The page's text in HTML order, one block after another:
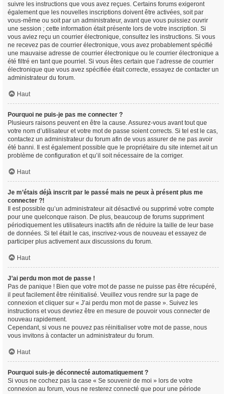
suivre les instructions que vous avez reçues. Certains forums exigeront
également que les nouvelles inscriptions doivent être activées, soit par
vous-même ou soit par un administrateur, avant que vous puissiez ouvrir
une session ; cette information était présente lors de votre inscription. Si
vous aviez reçu un courrier électronique, consultez les instructions. Si vous
ne recevez pas de courrier électronique, vous avez probablement spécifié
une mauvaise adresse de courrier électronique ou le courrier électronique a
été filtré en tant que pourriel. Si vous êtes certain que l’adresse de courrier
électronique que vous avez spécifiée était correcte, essayez de contacter un
administrateur du forum.
Haut
Pourquoi ne puis-je pas me connecter ?
Plusieurs raisons peuvent en être la cause. Assurez-vous avant tout que
votre nom d’utilisateur et votre mot de passe soient corrects. Si tel est le cas,
contactez un administrateur du forum afin de vous assurer de ne pas avoir
été banni. Il est également possible que le propriétaire du site internet ait un
problème de configuration et qu’il soit nécessaire de la corriger.
Haut
Je m’étais déjà inscrit par le passé mais ne peux à présent plus me
connecter ?!
Il est possible qu’un administrateur ait désactivé ou supprimé votre compte
pour une quelconque raison. De plus, beaucoup de forums suppriment
périodiquement les utilisateurs inactifs afin de réduire la taille de leur base
de données. Si tel était le cas, inscrivez-vous de nouveau et essayez de
participer plus activement aux discussions du forum.
Haut
J’ai perdu mon mot de passe !
Pas de panique ! Bien que votre mot de passe ne puisse pas être récupéré,
il peut facilement être réinitialisé. Veuillez vous rendre sur la page de
connexion et cliquer sur « J’ai perdu mon mot de passe ». Suivez les
instructions et vous devriez être en mesure de pouvoir vous connecter de
nouveau rapidement.
Cependant, si vous ne pouvez pas réinitialiser votre mot de passe, nous
vous invitons à contacter un administrateur du forum.
Haut
Pourquoi suis-je déconnecté automatiquement ?
Si vous ne cochez pas la case « Se souvenir de moi » lors de votre
connexion au forum, vous ne resterez connecté que pour une période